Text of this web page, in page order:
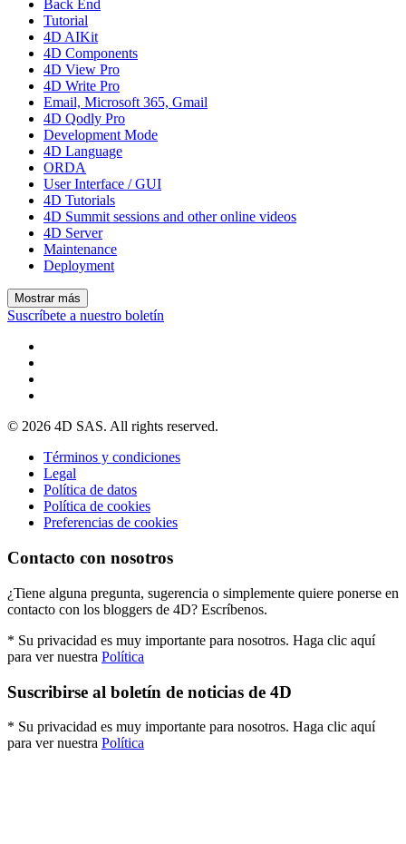
Back End
Tutorial
4D AIKit
4D Components
4D View Pro
4D Write Pro
Email, Microsoft 365, Gmail
4D Qodly Pro
Development Mode
4D Language
ORDA
User Interface / GUI
4D Tutorials
4D Summit sessions and other online videos
4D Server
Maintenance
Deployment
Mostrar más
Suscríbete a nuestro boletín
© 2026 4D SAS. All rights reserved.
Términos y condiciones
Legal
Política de datos
Política de cookies
Preferencias de cookies
Contacto con nosotros
¿Tiene alguna pregunta, sugerencia o simplemente quiere ponerse en
contacto con los bloggers de 4D? Escríbenos.
* Su privacidad es muy importante para nosotros. Haga clic aquí
para ver nuestra Política
Suscribirse al boletín de noticias de 4D
* Su privacidad es muy importante para nosotros. Haga clic aquí
para ver nuestra Política